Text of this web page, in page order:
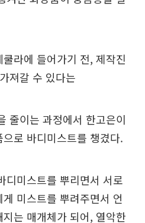
라에 들어가기 전, 제작진
져갈 수 있다는
줄이는 과정에서 한고은이
로 바디미스트를 챙겼다.
디미스트를 뿌리면서 서로
미스트를 뿌려주면서 언
는 매개체가 되어, 열악한